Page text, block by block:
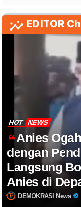
EDITOR
HOT NEWS
Anies
dengan
Langsung
Anies di
DEMOKRASI News